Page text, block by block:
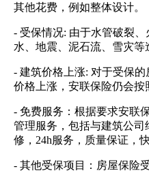
其他花费，例如整体设计。
- 受保情况: 由于水管破裂
水、地震、泥石流、雪灾等
- 建筑价格上涨: 对于受保
价格上涨，安联保险仍会按
- 免费服务：根据要求安联
管理服务，包括与建筑公
修，24h服务，质量保证，
- 其他受保项目：房屋保险